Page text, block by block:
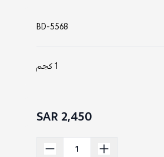
BD-5568
1 كجم
2,450 SAR